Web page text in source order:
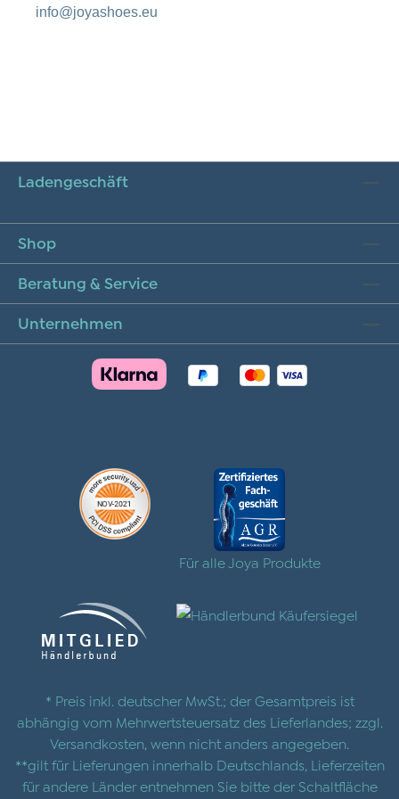
info@joyashoes.eu
Ladengeschäft
Shop
Beratung & Service
Unternehmen
Für alle Joya Produkte
* Preis inkl. deutscher MwSt.; der Gesamtpreis ist
abhängig vom Mehrwertsteuersatz des Lieferlandes; zzgl.
Versandkosten , wenn nicht anders angegeben.
**gilt für Lieferungen innerhalb Deutschlands, Lieferzeiten
für andere Länder entnehmen Sie bitte der Schaltfläche